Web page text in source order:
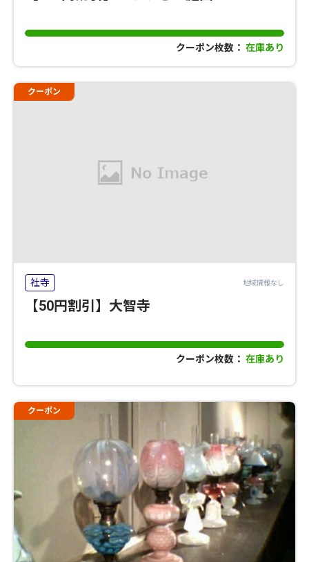
クーポン枚数： 在庫あり
クーポン
社寺 地域情報なし
【50円割引】大智寺
クーポン枚数： 在庫あり
クーポン